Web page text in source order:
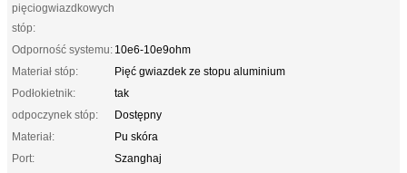
pięciogwiazdkowych
stóp:
Odporność systemu: 10e6-10e9ohm
Materiał stóp:
Pięć gwiazdek ze stopu aluminium
Podłokietnik:
tak
odpoczynek stóp:
Dostępny
Materiał:
Pu skóra
Port:
Szanghaj